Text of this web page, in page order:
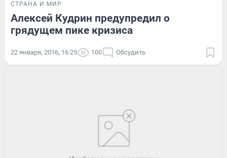
СТРАНА И МИР
Алексей Кудрин предупредил о
грядущем пике кризиса
22 января, 2016, 16:25 100 Обсудить